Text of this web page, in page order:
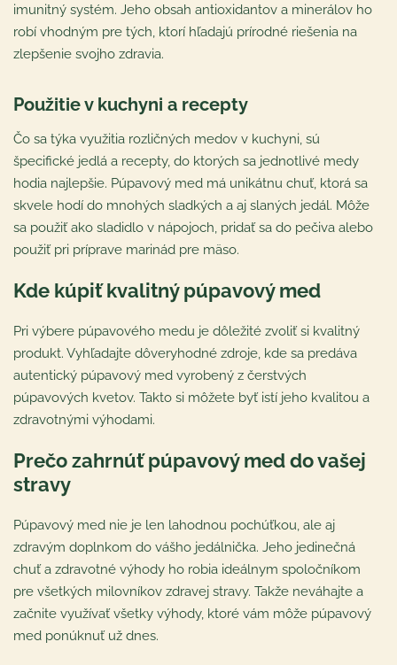
imunitný systém. Jeho obsah antioxidantov a minerálov ho
robí vhodným pre tých, ktorí hľadajú prírodné riešenia na
zlepšenie svojho zdravia.
Použitie v kuchyni a recepty
Čo sa týka využitia rozličných medov v kuchyni, sú
špecifické jedlá a recepty, do ktorých sa jednotlivé medy
hodia najlepšie. Púpavový med má unikátnu chuť, ktorá sa
skvele hodí do mnohých sladkých a aj slaných jedál. Môže
sa použiť ako sladidlo v nápojoch, pridať sa do pečiva alebo
použiť pri príprave marinád pre mäso.
Kde kúpiť kvalitný púpavový med
Pri výbere púpavového medu je dôležité zvoliť si kvalitný
produkt. Vyhľadajte dôveryhodné zdroje, kde sa predáva
autentický púpavový med vyrobený z čerstvých
púpavových kvetov. Takto si môžete byť istí jeho kvalitou a
zdravotnými výhodami.
Prečo zahrnúť púpavový med do vašej
stravy
Púpavový med nie je len lahodnou pochúťkou, ale aj
zdravým doplnkom do vášho jedálnička. Jeho jedinečná
chuť a zdravotné výhody ho robia ideálnym spoločníkom
pre všetkých milovníkov zdravej stravy. Takže neváhajte a
začnite využívať všetky výhody, ktoré vám môže púpavový
med ponúknuť už dnes.